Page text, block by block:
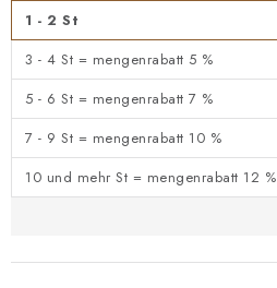
1 - 2 St
3 - 4 St = mengenrabatt 5 %
5 - 6 St = mengenrabatt 7 %
7 - 9 St = mengenrabatt 10 %
10 und mehr St = mengenrabatt 12 %